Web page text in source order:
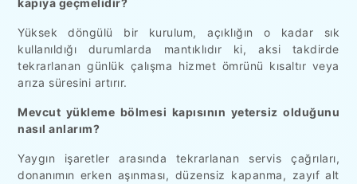
kapıya geçmelidir?
Yüksek döngülü bir kurulum, açıklığın o kadar sık
kullanıldığı durumlarda mantıklıdır ki, aksi takdirde
tekrarlanan günlük çalışma hizmet ömrünü kısaltır veya
arıza süresini artırır.
Mevcut yükleme bölmesi kapısının yetersiz olduğunu
nasıl anlarım?
Yaygın işaretler arasında tekrarlanan servis çağrıları,
donanımın erken aşınması, düzensiz kapanma, zayıf alt